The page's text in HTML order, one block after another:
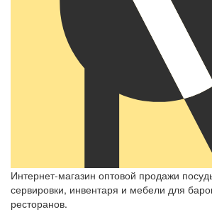
Интернет-магазин оптовой продажи
сервировки, инвентаря и мебели для
ресторанов.